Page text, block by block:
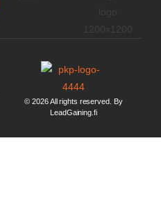
© 2026 All rights reserved. By
LeadGaining.fi